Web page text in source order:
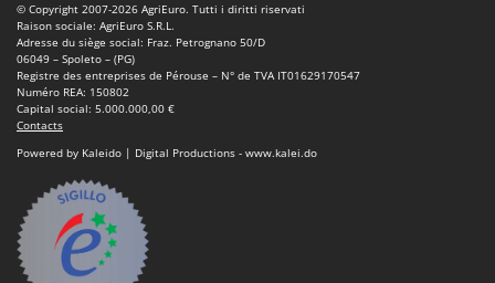
© Copyright 2007-2026 AgriEuro. Tutti i diritti riservati
Raison sociale: AgriEuro S.R.L.
Adresse du siège social: Fraz. Petrognano 50/D
06049 – Spoleto – (PG)
Registre des entreprises de Pérouse – N° de TVA IT01629170547
Numéro REA: 150802
Capital social: 5.000.000,00 €
Contacts
Powered by Kaleido | Digital Productions - www.kalei.do